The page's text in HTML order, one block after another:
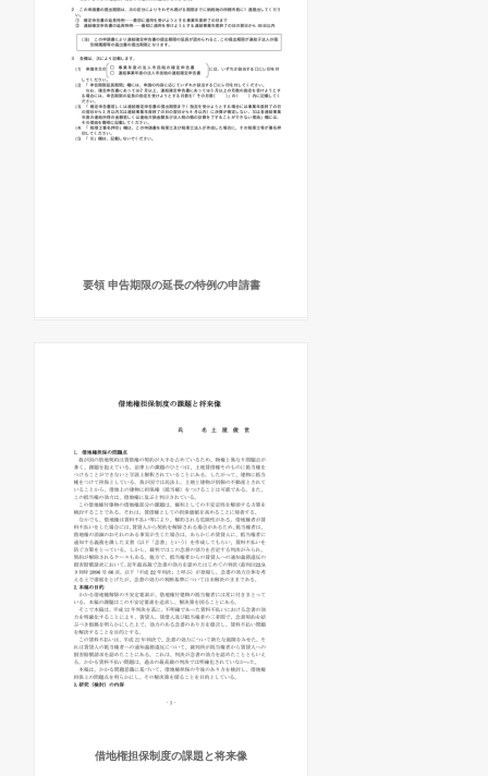
要領 申告期限の延長の特例の申請書
借地権担保制度の課題と将来像